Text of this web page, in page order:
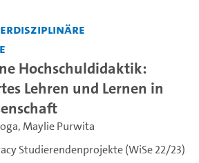
Hochschuldidaktik:
Lehren und Lernen in
,Maylie Purwita
Studierendenprojekte (WiSe 22/23)